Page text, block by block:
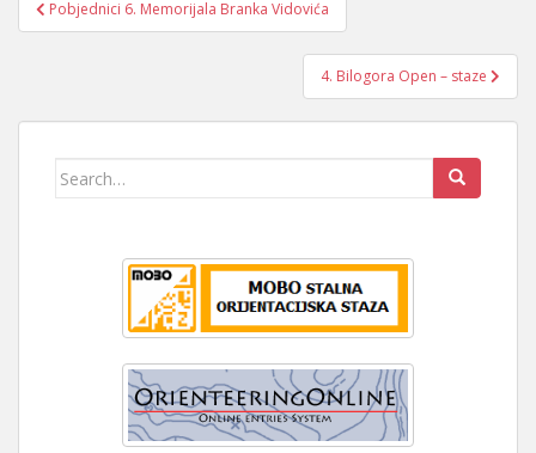
objava
Pobjednici 6. Memorijala Branka Vidovića
4. Bilogora Open – staze
Search